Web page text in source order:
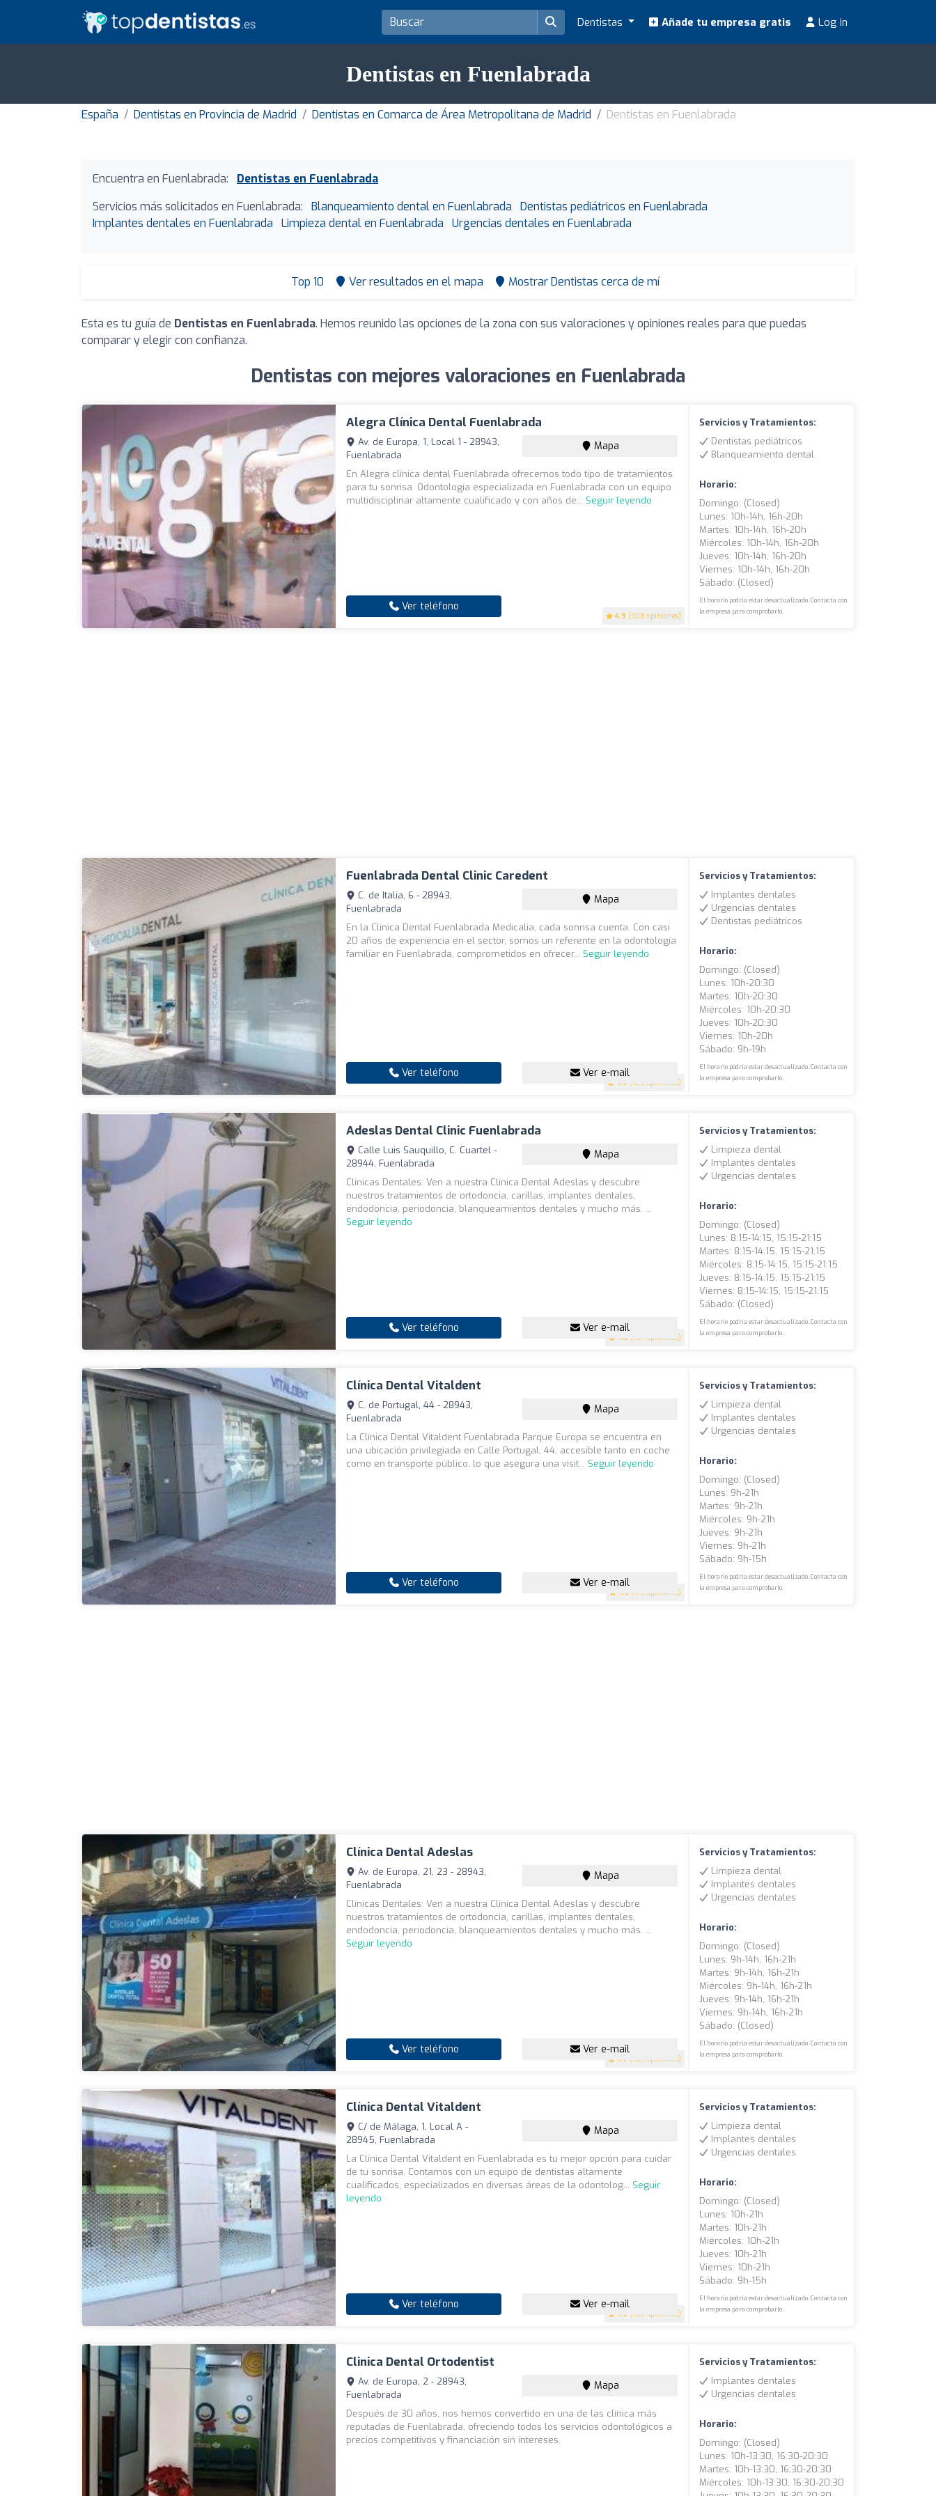
Dentistas Añade tu empresa gratis Log in
Dentistas en Fuenlabrada
España Dentistas en Provincia de Madrid Dentistas en Comarca de Área Metropolitana de Madrid Dentistas en Fuenlabrada
Encuentra en Fuenlabrada:
Dentistas en Fuenlabrada
Servicios más solicitados en Fuenlabrada:
Blanqueamiento dental en Fuenlabrada
Dentistas pediátricos en Fuenlabrada
Implantes dentales en Fuenlabrada
Limpieza dental en Fuenlabrada Urgencias dentales en Fuenlabrada
Top 10 Ver resultados en el mapa Mostrar Dentistas cerca de mí
Esta es tu guía de Dentistas en Fuenlabrada. Hemos reunido las opciones de la zona con sus valoraciones y opiniones reales para que puedas
comparar y elegir con confianza.
Dentistas con mejores valoraciones en Fuenlabrada
Alegra Clínica Dental Fuenlabrada
4.9 (308 opiniones)
Av. de Europa, 1, Local 1 - 28943,
Fuenlabrada
Mapa
En Alegra clínica dental Fuenlabrada ofrecemos todo tipo de tratamientos
para tu sonrisa. Odontología especializada en Fuenlabrada con un equipo
multidisciplinar altamente cualificado y con años de... Seguir leyendo
Ver teléfono
Servicios y Tratamientos:
Dentistas pediátricos
Blanqueamiento dental
Horario:
Domingo: (closed)
Lunes: 10h-14h, 16h-20h
Martes: 10h-14h, 16h-20h
Miércoles: 10h-14h, 16h-20h
Jueves: 10h-14h, 16h-20h
Viernes: 10h-14h, 16h-20h
Sábado: (closed)
El horario podría estar desactualizado. Contacta con
la empresa para comprobarlo.
Fuenlabrada Dental Clinic Caredent
4.9 (185 opiniones)
C. de Italia, 6 - 28943,
Fuenlabrada
Mapa
En la Clínica Dental Fuenlabrada Medicalia, cada sonrisa cuenta. Con casi
20 años de experiencia en el sector, somos un referente en la odontología
familiar en Fuenlabrada, comprometidos en ofrecer... Seguir leyendo
Ver teléfono Ver e-mail
Servicios y Tratamientos:
Implantes dentales
Urgencias dentales
Dentistas pediátricos
Horario:
Domingo: (closed)
Lunes: 10h-20:30
Martes: 10h-20:30
Miércoles: 10h-20:30
Jueves: 10h-20:30
Viernes: 10h-20h
Sábado: 9h-19h
El horario podría estar desactualizado. Contacta con
la empresa para comprobarlo.
Adeslas Dental Clinic Fuenlabrada
4.5 (184 opiniones)
Calle Luis Sauquillo, C. Cuartel -
28944, Fuenlabrada
Mapa
Clínicas Dentales: Ven a nuestra Clínica Dental Adeslas y descubre
nuestros tratamientos de ortodoncia, carillas, implantes dentales,
endodoncia, periodoncia, blanqueamientos dentales y mucho más. ...
Seguir leyendo
Ver teléfono Ver e-mail
Servicios y Tratamientos:
Limpieza dental
Implantes dentales
Urgencias dentales
Horario:
Domingo: (closed)
Lunes: 8:15-14:15, 15:15-21:15
Martes: 8:15-14:15, 15:15-21:15
Miércoles: 8:15-14:15, 15:15-21:15
Jueves: 8:15-14:15, 15:15-21:15
Viernes: 8:15-14:15, 15:15-21:15
Sábado: (closed)
El horario podría estar desactualizado. Contacta con
la empresa para comprobarlo.
Clínica Dental Vitaldent
4.5 (179 opiniones)
C. de Portugal, 44 - 28943,
Fuenlabrada
Mapa
La Clínica Dental Vitaldent Fuenlabrada Parque Europa se encuentra en
una ubicación privilegiada en Calle Portugal, 44, accesible tanto en coche
como en transporte público, lo que asegura una visit... Seguir leyendo
Ver teléfono Ver e-mail
Servicios y Tratamientos:
Limpieza dental
Implantes dentales
Urgencias dentales
Horario:
Domingo: (closed)
Lunes: 9h-21h
Martes: 9h-21h
Miércoles: 9h-21h
Jueves: 9h-21h
Viernes: 9h-21h
Sábado: 9h-15h
El horario podría estar desactualizado. Contacta con
la empresa para comprobarlo.
Clínica Dental Adeslas
4.7 (165 opiniones)
Av. de Europa, 21, 23 - 28943,
Fuenlabrada
Mapa
Clínicas Dentales: Ven a nuestra Clínica Dental Adeslas y descubre
nuestros tratamientos de ortodoncia, carillas, implantes dentales,
endodoncia, periodoncia, blanqueamientos dentales y mucho más. ...
Seguir leyendo
Ver teléfono Ver e-mail
Servicios y Tratamientos:
Limpieza dental
Implantes dentales
Urgencias dentales
Horario:
Domingo: (closed)
Lunes: 9h-14h, 16h-21h
Martes: 9h-14h, 16h-21h
Miércoles: 9h-14h, 16h-21h
Jueves: 9h-14h, 16h-21h
Viernes: 9h-14h, 16h-21h
Sábado: (closed)
El horario podría estar desactualizado. Contacta con
la empresa para comprobarlo.
Clínica Dental Vitaldent
4.5 (160 opiniones)
C/ de Málaga, 1, Local A -
28945, Fuenlabrada
Mapa
La Clínica Dental Vitaldent en Fuenlabrada es tu mejor opción para cuidar
de tu sonrisa. Contamos con un equipo de dentistas altamente
cualificados, especializados en diversas áreas de la odontolog... Seguir
leyendo
Ver teléfono Ver e-mail
Servicios y Tratamientos:
Limpieza dental
Implantes dentales
Urgencias dentales
Horario:
Domingo: (closed)
Lunes: 10h-21h
Martes: 10h-21h
Miércoles: 10h-21h
Jueves: 10h-21h
Viernes: 10h-21h
Sábado: 9h-15h
El horario podría estar desactualizado. Contacta con
la empresa para comprobarlo.
Clinica Dental Ortodentist
Av. de Europa, 2 - 28943,
Fuenlabrada
Mapa
Después de 30 años, nos hemos convertido en una de las clínica más
reputadas de Fuenlabrada, ofreciendo todos los servicios odontológicos a
precios competitivos y financiación sin intereses.
Servicios y Tratamientos:
Implantes dentales
Urgencias dentales
Horario:
Domingo: (closed)
Lunes: 10h-13:30, 16:30-20:30
Martes: 10h-13:30, 16:30-20:30
Miércoles: 10h-13:30, 16:30-20:30